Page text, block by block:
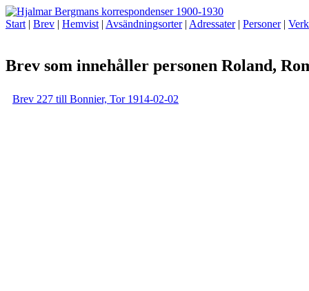
Start | Brev | Hemvist | Avsändningsorter| Adressater| Personer| Verk
Brev som innehåller personen Roland,
Brev 227 till Bonnier, Tor 1914-02-02